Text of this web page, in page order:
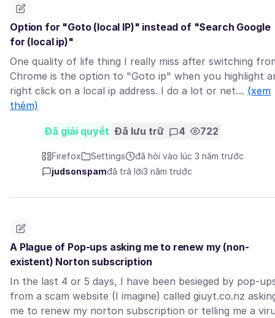
Option for "Goto (local IP)" instead of "Search Google
for (local ip)"
One quality of life thing I really miss after switching
Chrome is the option to "Goto ip" when you highlight
right click on a local ip address. I do a lot or net… (xem
thêm)
Đã giải quyết Đã lưu trữ 4 722
Firefox Settings
đã hỏi vào lúc 3 năm trước
judsonspamđã trả lời3 năm trước
A Plague of Pop-ups asking me to renew my (non-
existent) Norton subscription
In the last 4 or 5 days, I have been besieged by pop-
from a scam website (I imagine) called giuyt.co.nz
me to renew my norton subscription or telling me a